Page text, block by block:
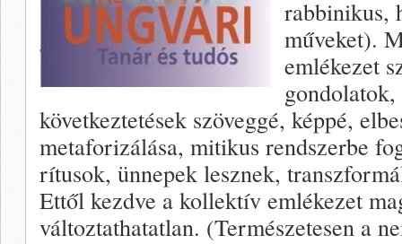
rabbinikus,
műveket).
emlékezet
gondolatok,
következtetések szöveggé, képpé,
metaforizálása, mitikus rendszerbe
rítusok, ünnepek lesznek,
Ettől kezdve a kollektív emlékezet
változtathatatlan. (Természetesen a